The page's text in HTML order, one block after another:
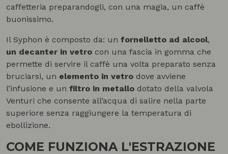
caffetteria preparandogli, con una magia, un caffè
buonissimo.
Il Syphon è composto da: un fornelletto ad alcool,
un decanter in vetro con una fascia in gomma che
permette di servire il caffè una volta preparato senza
bruciarsi, un elemento in vetro dove avviene
l’infusione e un filtro in metallo dotato della valvola
Venturi che consente all’acqua di salire nella parte
superiore senza raggiungere la temperatura di
ebollizione.
COME FUNZIONA L'ESTRAZIONE